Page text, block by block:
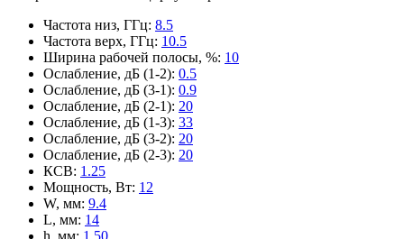
Частота низ, ГГц: 8.5
Частота верх, ГГц: 10.5
Ширина рабочей полосы, %: 10
Ослабление, дБ (1-2): 0.5
Ослабление, дБ (3-1): 0.9
Ослабление, дБ (2-1): 20
Ослабление, дБ (1-3): 33
Ослабление, дБ (3-2): 20
Ослабление, дБ (2-3): 20
КСВ: 1.25
Мощность, Вт: 12
W, мм: 9.4
L, мм: 14
h, мм: 1.50